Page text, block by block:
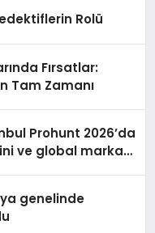
Rolü
Fırsatlar:
Tam Zamanı
Prohunt 2026’da
ve global marka
genelinde